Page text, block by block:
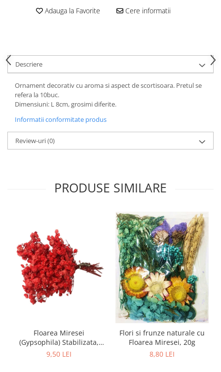
Adauga la Favorite Cere informatii
Descriere
Ornament decorativ cu aroma si aspect de scortisoara. Pretul se
refera la 10buc.
Dimensiuni: L 8cm, grosimi diferite.
Informatii conformitate produs
Review-uri(0)
PRODUSE SIMILARE
Floarea Miresei
(Gypsophila) Stabilizata,
L15cm - Buchet 15g
9,50 LEI
Flori si frunze naturale cu
Floarea Miresei, 20g
8,80 LEI